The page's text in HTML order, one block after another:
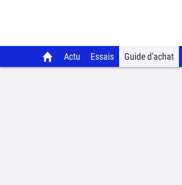
Actu Essais Guide d'achat